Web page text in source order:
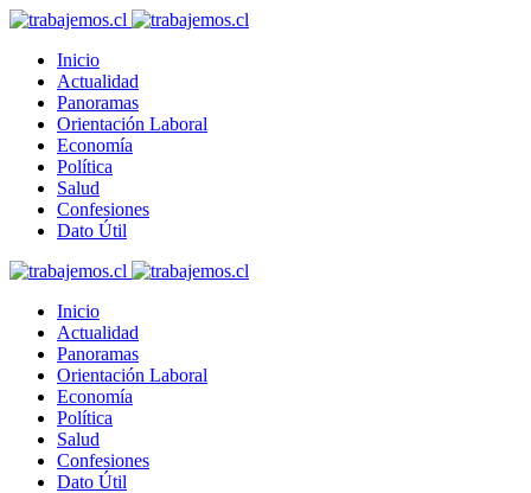
Inicio
Actualidad
Panoramas
Orientación Laboral
Economía
Política
Salud
Confesiones
Dato Útil
Inicio
Actualidad
Panoramas
Orientación Laboral
Economía
Política
Salud
Confesiones
Dato Útil